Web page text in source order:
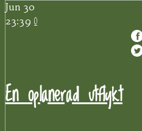
Jun 30
23:39 0
En oplanerad utflykt